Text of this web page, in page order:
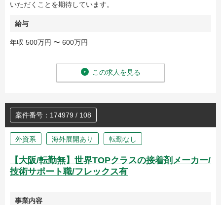
いただくことを期待しています。
給与
年収 500万円 〜 600万円
この求人を見る
案件番号：174979 / 108
外資系 海外展開あり 転勤なし
【大阪/転勤無】世界TOPクラスの接着剤メーカー/
技術サポート職/フレックス有
事業内容